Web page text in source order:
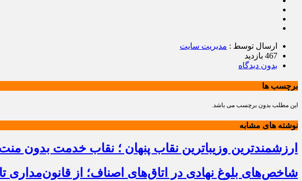
ارسال توسط : مدیریت سایت
467 بازدید
بدون دیدگاه
برچسب ها
این مطلب بدون برچسب می باشد.
نوشته های مشابه
ارزشمندترین وزیباترین نقاب پنهان ؛ نقاب خدمت بدون
شاخص‌های بلوغ نهادی در اتاق‌های اصناف؛ از قانون‌مداری